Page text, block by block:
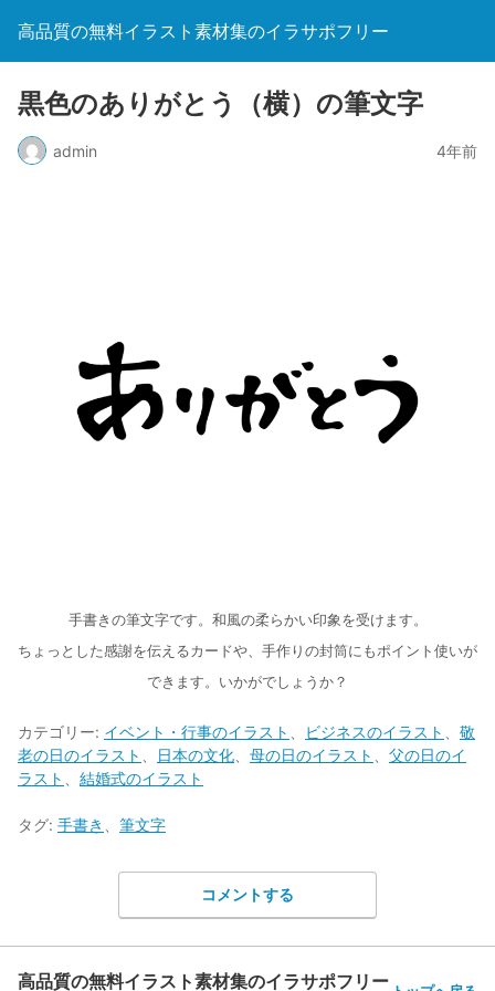
高品質の無料イラスト素材集のイラサポフリー
黒色のありがとう（横）の筆文字
admin 4年前
手書きの筆文字です。和風の柔らかい印象を受けます。
ちょっとした感謝を伝えるカードや、手作りの封筒にもポイント使いが
できます。いかがでしょうか？
カテゴリー: イベント・行事のイラスト ビジネスのイラスト
敬
老の日のイラスト
日本の文化 母の日のイラスト
父の日のイ
ラスト
結婚式のイラスト
タグ: 手書き 筆文字
コメントする
高品質の無料イラスト素材集のイラサポフリー